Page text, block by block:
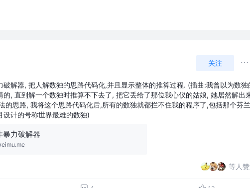
关注
破解器, 把人解数独的思路代码化,并且显示整体的推算过程. (插曲:我曾以为数独
的, 直到解一个数独时推算不下去了, 把它丢给了那位我心仪的姑娘, 她居然解出
的思路, 我将这个思路代码化后,所有的数独就都拦不住我的程序了,包括那个芬兰
设计的号称世界最难的数独)
暴力破解器
等人